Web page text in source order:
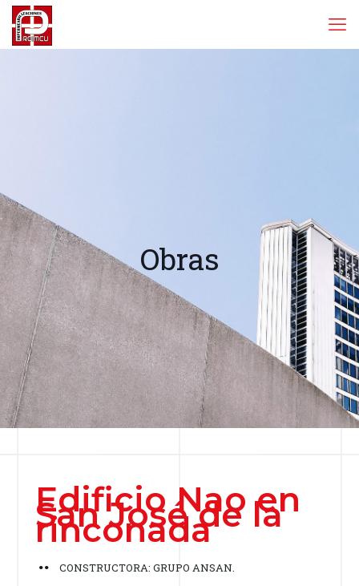
Obras
Edificio Nao en
San José de la
rinconada
CONSTRUCTORA: GRUPO ANSAN.